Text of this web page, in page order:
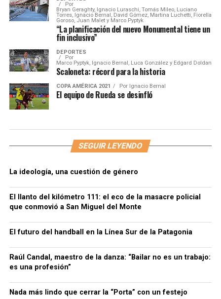
Por
Bryan Geraghty, Ignacio Luraschi, Tomás Mileo, Luciano
Torres, Ignacio Bernal, David Gómez, Martina Luchetti, Fiorella
Goroso, Juan Malet y Marco Pyptyk
“La planificación del nuevo Monumental tiene un
fin inclusivo”
DEPORTES
Por
Marco Pyptyk, Ignacio Bernal, Luca González y Edgard Doldan
Scaloneta: récord para la historia
COPA AMÉRICA 2021 Por Ignacio Bernal
El equipo de Rueda se desinfló
SEGUIR LEYENDO
La ideología, una cuestión de género
El llanto del kilómetro 111: el eco de la masacre policial
que conmovió a San Miguel del Monte
El futuro del handball en la Línea Sur de la Patagonia
Raúl Candal, maestro de la danza: “Bailar no es un trabajo:
es una profesión”
Nada más lindo que cerrar la “Porta” con un festejo